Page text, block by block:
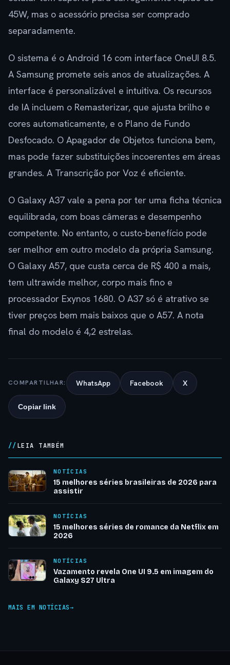
45W, mas o acessório precisa ser comprado
separadamente.
O sistema é o Android 16 com interface OneUI 8.5.
A Samsung promete seis anos de atualizações. A
interface é personalizável e intuitiva. Os recursos
de IA incluem o Remasterizar, que ajusta brilho e
cores automaticamente, e o Plano de Fundo
Desfocado. O Apagador de Objetos funciona bem,
mas pode fazer substituições incoerentes em áreas
grandes. A Transcrição por Voz é eficiente.
O Galaxy A37 vale a pena por ter uma ficha técnica
equilibrada, com boas câmeras e desempenho
competente. No entanto, o custo-benefício pode
ser melhor em outro modelo da própria Samsung.
O Galaxy A57, que custa cerca de R$ 400 a mais,
tem ultrawide melhor, corpo mais fino e
processador Exynos 1680. O A37 só é atrativo se
tiver preços bem mais baixos que o A57. A nota
final do modelo é 4,2 estrelas.
COMPARTILHAR: WhatsApp Facebook X
Copiar link
LEIA TAMBÉM
NOTÍCIAS
15 melhores séries brasileiras de 2026 para
assistir
NOTÍCIAS
15 melhores séries de romance da Netflix em
2026
NOTÍCIAS
Vazamento revela One UI 9.5 em imagem do
Galaxy S27 Ultra
MAIS EM NOTÍCIAS